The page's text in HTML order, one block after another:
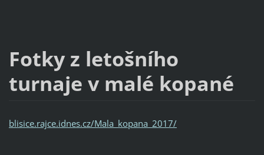
Fotky z letošního
turnaje v malé kopané
blisice.rajce.idnes.cz/Mala_kopana_2017/